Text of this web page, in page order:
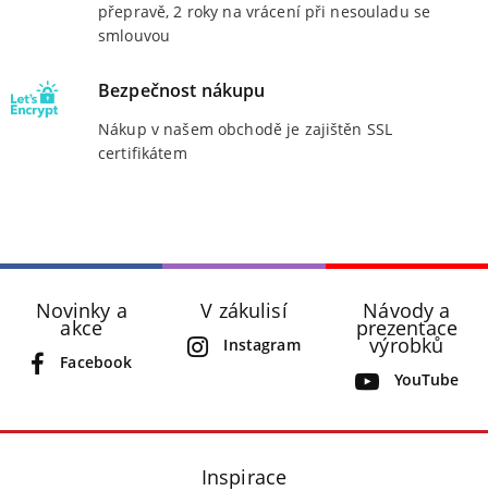
přepravě, 2 roky na vrácení při nesouladu se
smlouvou
Bezpečnost nákupu
Nákup v našem obchodě je zajištěn SSL
certifikátem
Novinky a
akce
Facebook
V zákulisí
Instagram
Návody a
prezentace
výrobků
YouTube
Inspirace